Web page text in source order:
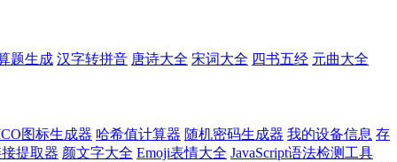
题生成 汉字转拼音 唐诗大全 宋词大全 四书五经 元曲大全
图标生成器 哈希值计算器 随机密码生成器 我的设备信息 存
提取器 颜文字大全 Emoji表情大全 JavaScript语法检测工具